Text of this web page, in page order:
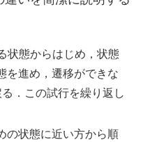
状態からはじめ，状態
を進め，遷移ができな
．この試行を繰り返し
の状態に近い方から順